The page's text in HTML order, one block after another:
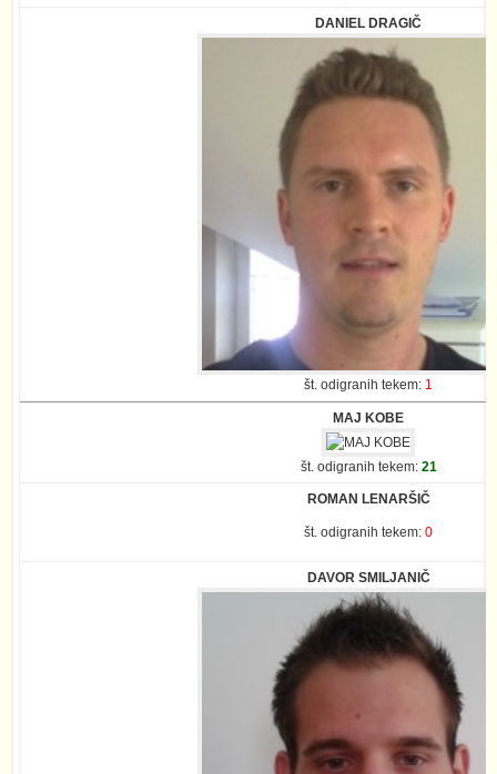
DANIEL DRAGIČ
št. odigranih tekem: 1
MAJ KOBE
št. odigranih tekem: 21
ROMAN LENARŠIČ
št. odigranih tekem:0
DAVOR SMILJANIČ